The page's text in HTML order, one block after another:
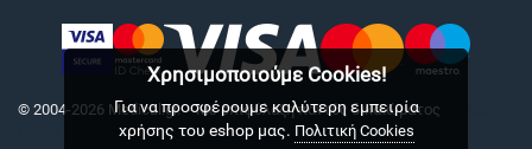
© 2004-2026 Medical.gr. - Με επιφύλαξη παντός δικαιώματος
Χρησιμοποιούμε Cookies!
Για να προσφέρουμε καλύτερη εμπειρία
χρήσης του eshop μας. Πολιτική Cookies